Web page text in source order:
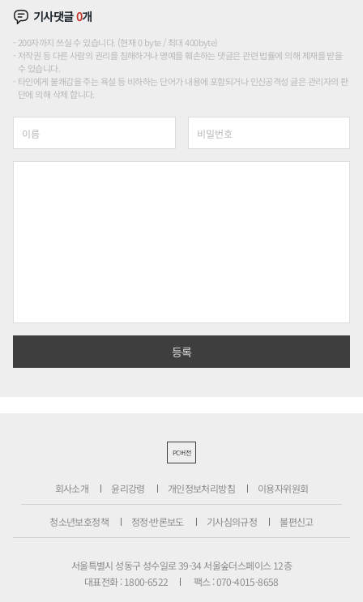
기사댓글0개
200자까지 쓰실 수 있습니다. (현재 0 byte / 최대 400byte)
저작권 등 다른 사람의 권리를 침해하거나 명예를 훼손하는 댓글은 관련 법률에 의해 제재를 받을
수 있습니다.
타인에게 불쾌감을 주는 욕설 등 비하하는 단어가 내용에 포함되거나 인신공격성 글은 관리자의 판
단에 의해 삭제 합니다.
PC버전
회사소개 윤리강령 개인정보처리방침 이용자위원회
청소년보호정책 정정·반론보도 기사심의규정 불편신고
서울특별시 성동구 성수일로 39-34 서울숲더스페이스 12층
대표전화 : 1800-6522
팩스 : 070-4015-8658